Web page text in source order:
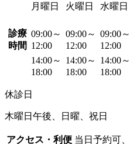
月曜日 火曜日 水曜日
診療
時間
09:00～
12:00
09:00～
12:00
09:00～
12:00
14:00～
18:00
14:00～
18:00
14:00～
18:00
休診日
木曜日午後、日曜、祝日
アクセス・利便 当日予約可